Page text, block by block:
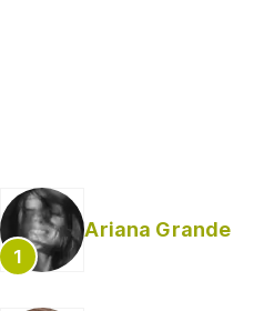
Ariana Grande